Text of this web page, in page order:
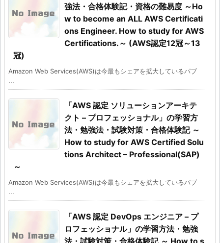
強法・合格体験記・資格の難易度 ～Ho
w to become an ALL AWS Certificati
ons Engineer. How to study for AWS
Certifications.～ (AWS認定12冠～13
冠)
Amazon Web Services(AWS)は今最もシェアを拡大しているパブ
...
「AWS 認定 ソリューションアーキテ
クト – プロフェッショナル」の学習方
法・勉強法・試験対策・合格体験記 ～
How to study for AWS Certified Solu
tions Architect – Professional(SAP)
～
Amazon Web Services(AWS)は今最もシェアを拡大しているパブ
...
「AWS 認定 DevOps エンジニア – プ
ロフェッショナル」の学習方法・勉強